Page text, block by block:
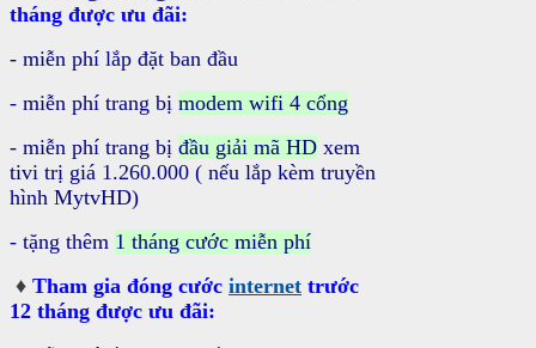
tháng được ưu đãi:
- miễn phí lắp đặt ban đầu
- miễn phí trang bị modem wifi 4 cổng
- miễn phí trang bị đầu giải mã HD xem
tivi trị giá 1.260.000 ( nếu lắp kèm truyền
hình MytvHD)
- tặng thêm 1 tháng cước miễn phí
♦ Tham gia đóng cước internet trước
12 tháng được ưu đãi: